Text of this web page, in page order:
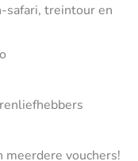
safari, treintour en
meerdere vouchers!